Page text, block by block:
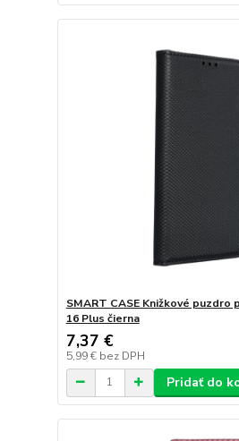
SMART CASE Knižkové puzdro
16 Plus čierna
7,37 €
5,99 € bez DPH
Pridať do